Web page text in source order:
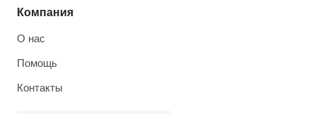
Компания
О нас
Помощь
Контакты